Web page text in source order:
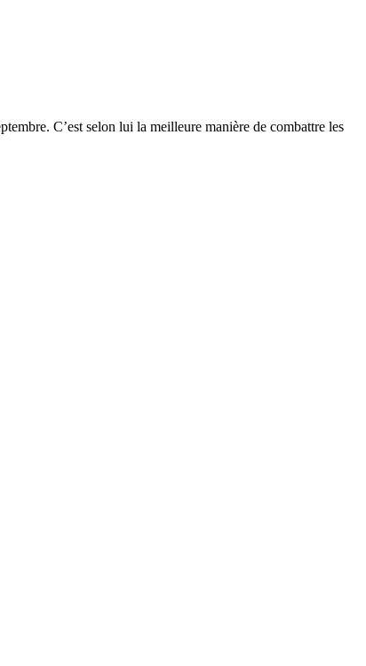
C’est selon lui la meilleure manière de combattre les